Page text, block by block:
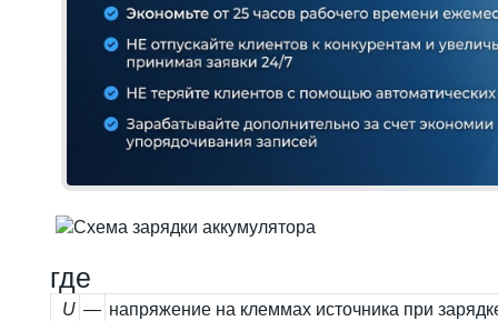
где
U — напряжение на клеммах источника при